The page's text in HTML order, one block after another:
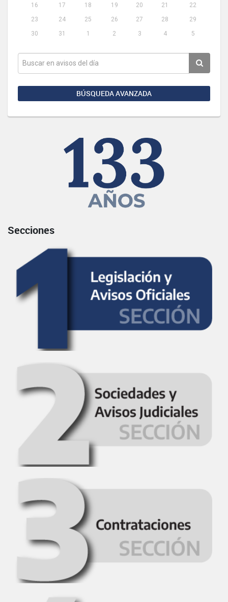
16
17 18 19 20 21
22
23
24 25 26 27 28
29
30
31 1 2 3 4 5
BÚSQUEDA AVANZADA
Secciones